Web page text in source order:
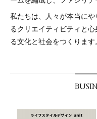
私たちは、人々が本当に
るクリエイティビティと
る文化と社会をつくります。